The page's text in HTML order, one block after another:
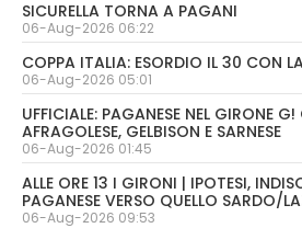
SICURELLA TORNA A PAGANI
06-Aug-2026 06:22
COPPA ITALIA: ESORDIO IL 30 CON
06-Aug-2026 05:01
UFFICIALE: PAGANESE NEL GIRONE
AFRAGOLESE, GELBISON E SARNESE
06-Aug-2026 01:45
ALLE ORE 13 I GIRONI | IPOTESI,
PAGANESE VERSO QUELLO SARDO/
06-Aug-2026 09:53